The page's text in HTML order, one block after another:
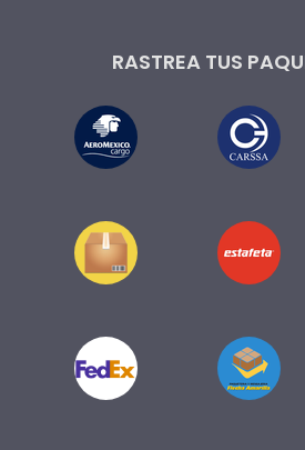
RASTREA TUS